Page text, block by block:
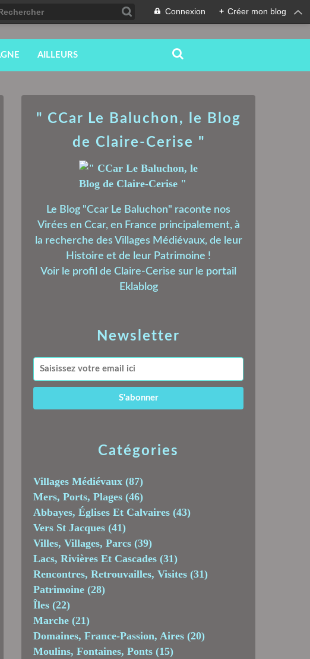
Connexion + Créer mon blog
AILLEURS
Newsletter
Catégories
Villages Médiévaux (87)
Mers, Ports, Plages (46)
Abbayes, Églises Et Calvaires (43)
Vers St Jacques (41)
Villes, Villages, Parcs (39)
Lacs, Rivières Et Cascades (31)
Rencontres, Retrouvailles, Visites (31)
Patrimoine (28)
Îles (22)
Marche (21)
Domaines, France-Passion, Aires (20)
Moulins, Fontaines, Ponts (15)
" CCar Le Baluchon, le Blog
de Claire-Cerise "
Le Blog "Ccar Le Baluchon" raconte nos
Virées en Ccar, en France principalement, à
la recherche des Villages Médiévaux, de leur
Histoire et de leur Patrimoine !
Voir le profil de Claire-Cerise sur le portail
Eklablog